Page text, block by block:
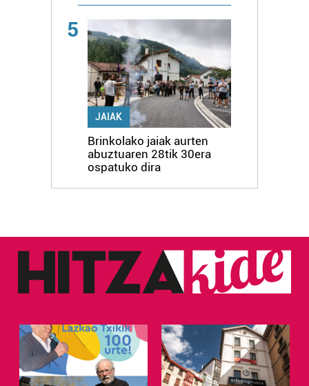
5
JAIAK
Brinkolako jaiak aurten
abuztuaren 28tik 30era
ospatuko dira